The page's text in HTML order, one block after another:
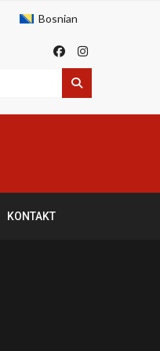
Bosnian
KONTAKT